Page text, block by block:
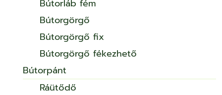
Bútorláb fém
Bútorgörgő
Bútorgörgő fix
Bútorgörgő fékezhető
Bútorpánt
Ráütődő